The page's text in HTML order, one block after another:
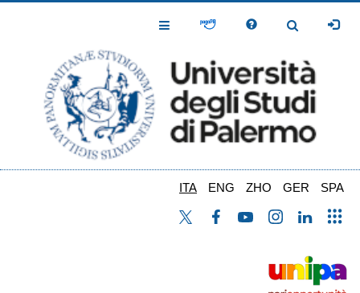
Toggle
Toggle
ITA ENG ZHO GER SPA